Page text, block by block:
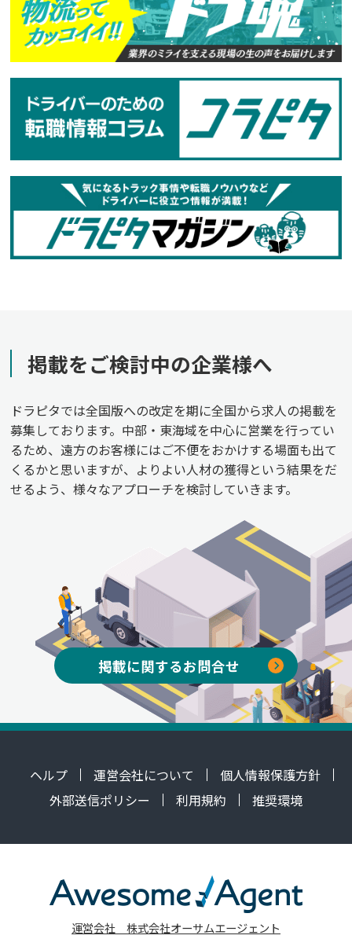
掲載をご検討中の企業様へ
ドラピタでは全国版への改定を期に全国から求人の掲載を
募集しております。中部・東海域を中心に営業を行ってい
るため、遠方のお客様にはご不便をおかけする場面も出て
くるかと思いますが、よりよい人材の獲得という結果をだ
せるよう、様々なアプローチを検討していきます。
掲載に関するお問合せ
ヘルプ 運営会社について
個人情報保護方針
外部送信ポリシー
利用規約 推奨環境
運営会社 株式会社オーサムエージェント